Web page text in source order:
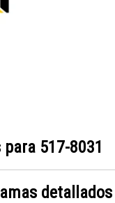
para 517-8031